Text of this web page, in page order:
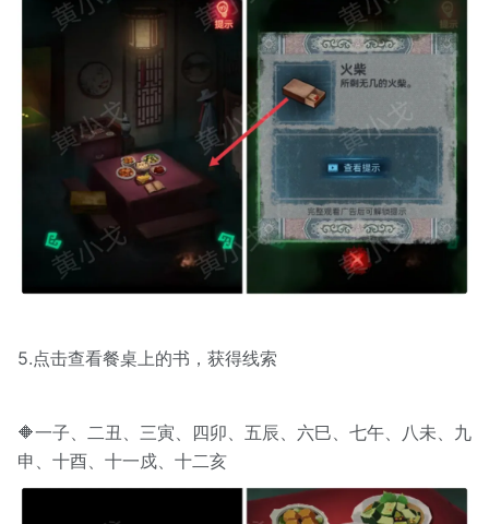
5.点击查看餐桌上的书，获得线索
🔶一子、二丑、三寅、四卯、五辰、六巳、七午、八未、九
申、十酉、十一戍、十二亥